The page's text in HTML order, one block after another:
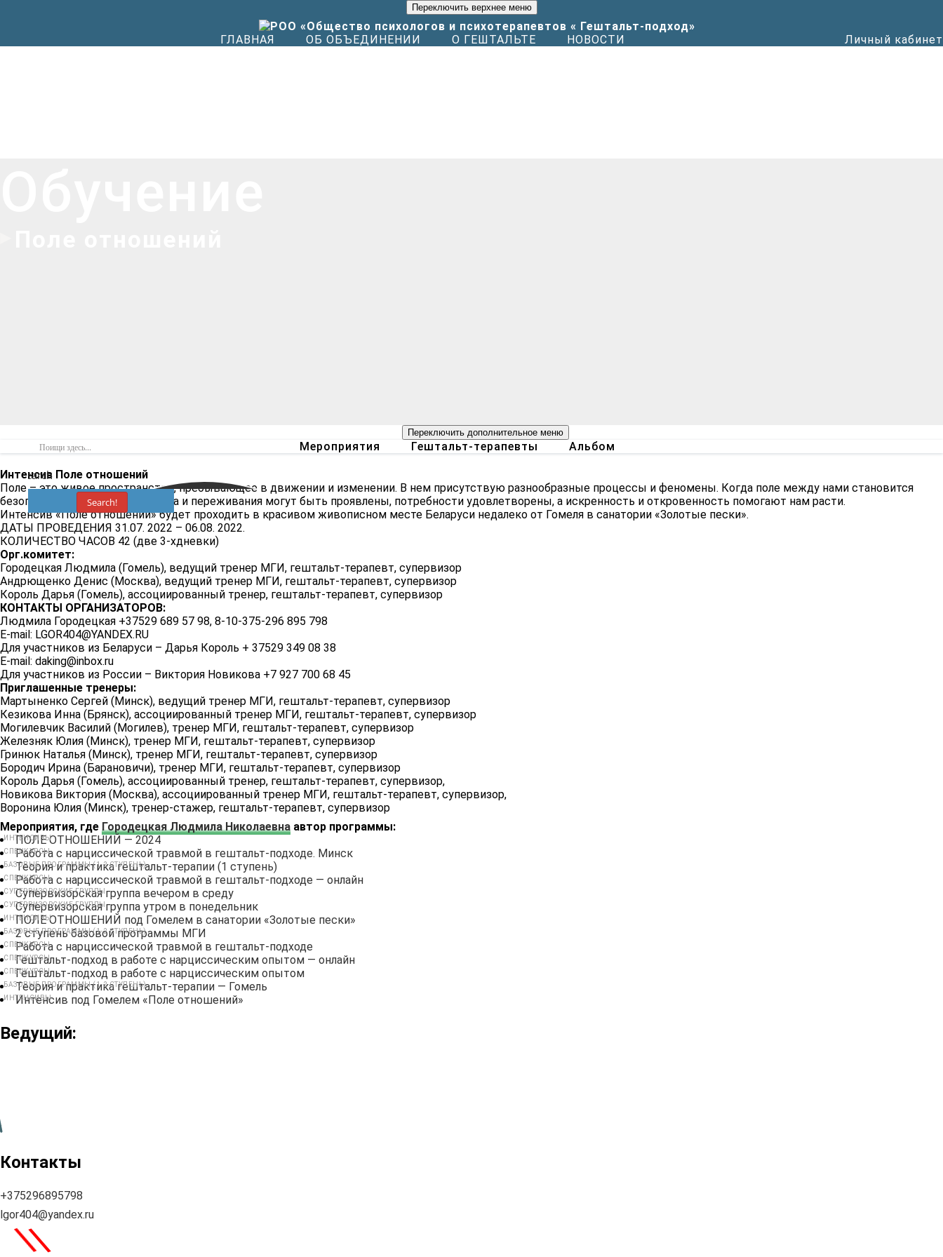
Переключить верхнее меню
ГЛАВНАЯ ОБ ОБЪЕДИНЕНИИ О ГЕШТАЛЬТЕ НОВОСТИ Личный кабинет
Переключить дополнительное меню
Search
Search!
Мероприятия Гештальт-терапевты Альбом
Интенсив Поле отношений
Поле – это живое пространство, пребывающее в движении и изменении. В нем присутствую разнообразные процессы и феномены. Когда поле между нами становится
безопасным, тогда наши чувства и переживания могут быть проявлены, потребности удовлетворены, а искренность и откровенность помогают нам расти.
Интенсив «Поле отношений» будет проходить в красивом живописном месте Беларуси недалеко от Гомеля в санатории «Золотые пески».
ДАТЫ ПРОВЕДЕНИЯ 31.07. 2022 – 06.08. 2022.
КОЛИЧЕСТВО ЧАСОВ 42 (две 3-хдневки)
Орг.комитет:
Городецкая Людмила (Гомель), ведущий тренер МГИ, гештальт-терапевт, супервизор
Андрющенко Денис (Москва), ведущий тренер МГИ, гештальт-терапевт, супервизор
Король Дарья (Гомель), ассоциированный тренер, гештальт-терапевт, супервизор
КОНТАКТЫ ОРГАНИЗАТОРОВ:
Людмила Городецкая +37529 689 57 98, 8-10-375-296 895 798
E-mail: LGOR404@YANDEX.RU
Для участников из Беларуси – Дарья Король + 37529 349 08 38
E-mail: daking@inbox.ru
Для участников из России – Виктория Новикова +7 927 700 68 45
Приглашенные тренеры:
Мартыненко Сергей (Минск), ведущий тренер МГИ, гештальт-терапевт, супервизор
Кезикова Инна (Брянск), ассоциированный тренер МГИ, гештальт-терапевт, супервизор
Могилевчик Василий (Могилев), тренер МГИ, гештальт-терапевт, супервизор
Железняк Юлия (Минск), тренер МГИ, гештальт-терапевт, супервизор
Гринюк Наталья (Минск), тренер МГИ, гештальт-терапевт, супервизор
Бородич Ирина (Барановичи), тренер МГИ, гештальт-терапевт, супервизор
Король Дарья (Гомель), ассоциированный тренер, гештальт-терапевт, супервизор,
Новикова Виктория (Москва), ассоциированный тренер МГИ, гештальт-терапевт, супервизор,
Воронина Юлия (Минск), тренер-стажер, гештальт-терапевт, супервизор
Мероприятия, где Городецкая Людмила Николаевна автор программы:
ПОЛЕ ОТНОШЕНИЙ — 2024
ИНТЕНСИВЫ
Работа с нарциссической травмой в гештальт-подходе. Минск
СПЕЦКУРСЫ
Теория и практика гештальт-терапии (1 ступень)
БАЗОВЫЕ ПРОГРАММЫ (1-2 СТУПЕНЬ)
Работа с нарциссической травмой в гештальт-подходе — онлайн
СПЕЦКУРСЫ
Супервизорская группа вечером в среду
СУПЕРВИЗОРСКИЕ ГРУППЫ
Супервизорская группа утром в понедельник
СУПЕРВИЗОРСКИЕ ГРУППЫ
ПОЛЕ ОТНОШЕНИЙ под Гомелем в санатории «Золотые пески»
ИНТЕНСИВЫ
2 ступень базовой программы МГИ
БАЗОВЫЕ ПРОГРАММЫ (1-2 СТУПЕНЬ)
Работа с нарциссической травмой в гештальт-подходе
СПЕЦКУРСЫ
Гештальт-подход в работе с нарциссическим опытом — онлайн
СПЕЦКУРСЫ
Гештальт-подход в работе с нарциссическим опытом
СПЕЦКУРСЫ
Теория и практика гештальт-терапии — Гомель
БАЗОВЫЕ ПРОГРАММЫ (1-2 СТУПЕНЬ)
Интенсив под Гомелем «Поле отношений»
ИНТЕНСИВЫ
Ведущий:
Контакты
+375296895798
lgor404@yandex.ru
\
\